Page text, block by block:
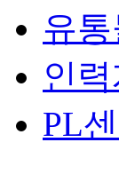
유
인
PL